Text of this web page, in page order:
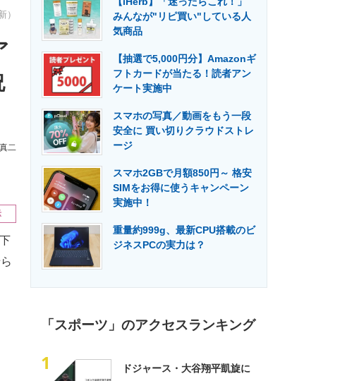
リーダーのコミュニティ マーケ×ITの今がよく分かる
業のIT導入・活用を支援
ルギーの専門メディア 建設×テクノロジーの最前線
）
二
みんなが"リピ買い"している人
気商品
【抽選で5,000円分】Amazonギ
フトカードが当たる！読者アン
ケート実施中
スマホの写真／動画をもう一段
安全に 買い切りクラウドストレ
ージ
スマホ2GBで月額850円～ 格安
SIMをお得に使うキャンペーン
実施中！
重量約999g、最新CPU搭載のビ
ジネスPCの実力は？
「スポーツ」のアクセスランキング
1
ドジャース・大谷翔平凱旋に